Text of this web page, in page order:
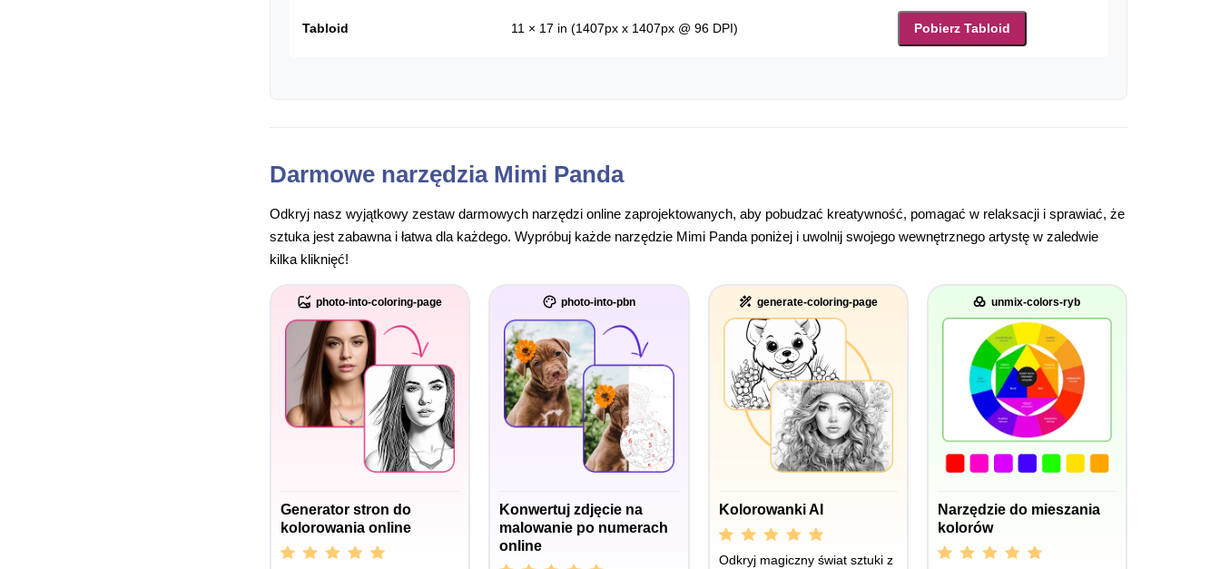
Tabloid 11 × 17 in (1407px x 1407px @ 96 DPI) Pobierz Tabloid
Darmowe narzędzia Mimi Panda
Odkryj nasz wyjątkowy zestaw darmowych narzędzi online zaprojektowanych, aby pobudzać kreatywność, pomagać w relaksacji i sprawiać, że
sztuka jest zabawna i łatwa dla każdego. Wypróbuj każde narzędzie Mimi Panda poniżej i uwolnij swojego wewnętrznego artystę w zaledwie
kilka kliknięć!
photo-into-coloring-page
Generator stron do
kolorowania online
photo-into-pbn
Konwertuj zdjęcie na
malowanie po numerach
online
generate-coloring-page
Kolorowanki AI
Odkryj magiczny świat sztuki z
unmix-colors-ryb
Narzędzie do mieszania
kolorów